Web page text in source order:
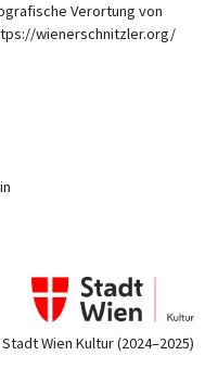
Verortung von
wienerschnitzler.org/
Wien Kultur (2024–2025)